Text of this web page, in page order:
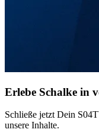
Erlebe Schalke in
Schließe jetzt Dein
unsere Inhalte.